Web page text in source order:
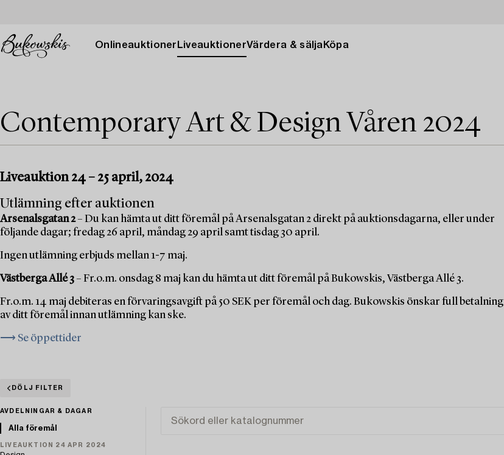
Onlineauktioner LiveauktionerVärdera & sälja Köpa
Contemporary Art & Design Våren 2024
Liveauktion 24 – 25 april, 2024
Utlämning efter auktionen
Arsenalsgatan 2– Du kan hämta ut ditt föremål på Arsenalsgatan 2 direkt på auktionsdagarna, eller under
följande dagar; fredag 26 april, måndag 29 april samt tisdag 30 april.
Ingen utlämning erbjuds mellan 1-7 maj.
Västberga Allé 3– Fr.o.m. onsdag 8 maj kan du hämta ut ditt föremål på Bukowskis, Västberga Allé 3.
Fr.o.m. 14 maj debiteras en förvaringsavgift på 50 SEK per föremål och dag. Bukowskis önskar full betalning
av ditt föremål innan utlämning kan ske.
⟶ Se öppettider
DÖLJ FILTER
AVDELNINGAR & DAGAR
Alla föremål
LIVEAUKTION 24 APR 2024